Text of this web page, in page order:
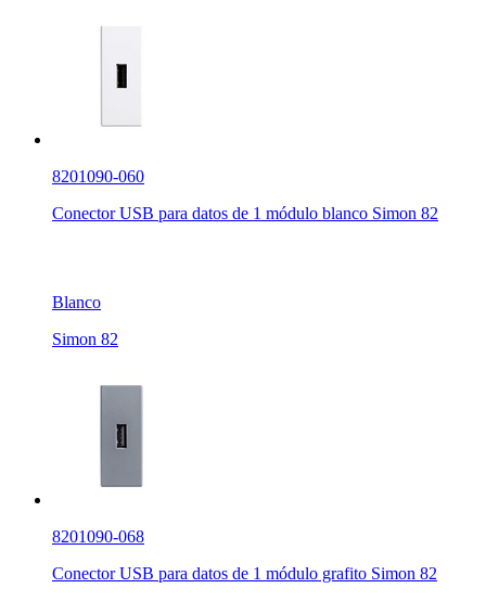
8201090-060
Conector USB para datos de 1 módulo blanco Simon 82
Blanco
Simon 82
8201090-068
Conector USB para datos de 1 módulo grafito Simon 82